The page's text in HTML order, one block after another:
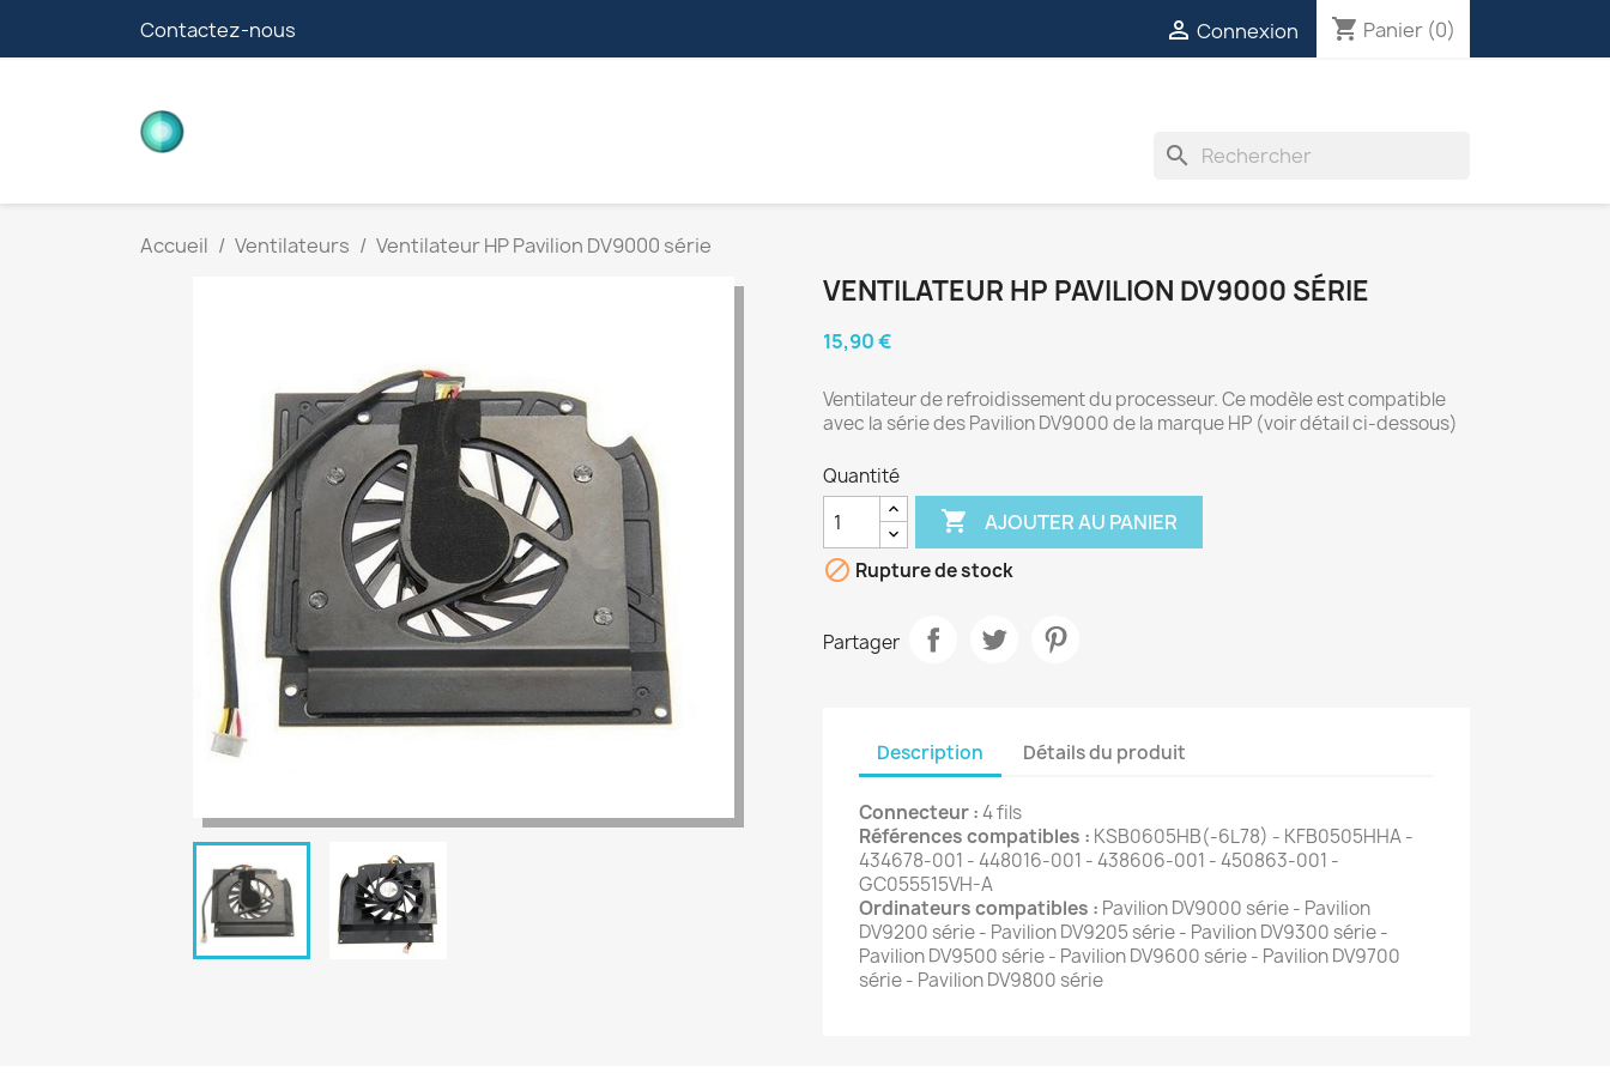
Contactez-nous  Connexion shopping_cart Panier (0)
search
Accueil Ventilateurs Ventilateur HP Pavilion DV9000 série
VENTILATEUR HP PAVILION DV9000 SÉRIE
15,90 €
Ventilateur de refroidissement du processeur. Ce modèle est compatible
avec la série des Pavilion DV9000 de la marque HP (voir détail ci-dessous)
Quantité
 AJOUTER AU PANIER
 Rupture de stock
Partager
Description Détails du produit
Connecteur :4 fils
Références compatibles : KSB0605HB(-6L78) - KFB0505HHA -
434678-001 - 448016-001 - 438606-001 - 450863-001 -
GC055515VH-A
Ordinateurs compatibles : Pavilion DV9000 série - Pavilion
DV9200 série - Pavilion DV9205 série - Pavilion DV9300 série -
Pavilion DV9500 série - Pavilion DV9600 série - Pavilion DV9700
série - Pavilion DV9800 série